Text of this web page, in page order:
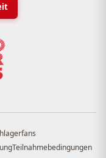
Teilnahmebedingungen